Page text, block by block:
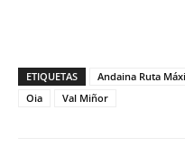
ETIQUETAS Andaina Ruta
Oia
Val Miñor